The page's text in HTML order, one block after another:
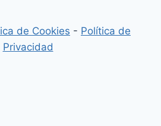
de Cookies - Política de
Privacidad